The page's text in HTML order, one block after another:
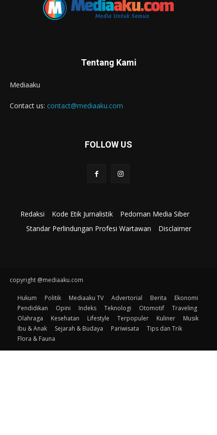
Tentang Kami
Mediaaku
Contact us: contact@mediaaku.com
FOLLOW US
Redaksi Kode Etik Jurnalistik
Pedoman Media Siber
Standar Perlindungan Profesi Wartawan
Disclaimer
copyright @mediaaku.com
Hukum Politik Mediaaku TV Advertorial Berita
Ekonomi
Pendidikan
Opini Indeks Teknologi Otomotif
Traveling
Olahraga
Kesehatan Lifestyle Terpopuler Kuliner
Musik
Ibu & Anak
Sejarah & Budaya Pariwisata
Tips dan Trik
Flora & Fauna